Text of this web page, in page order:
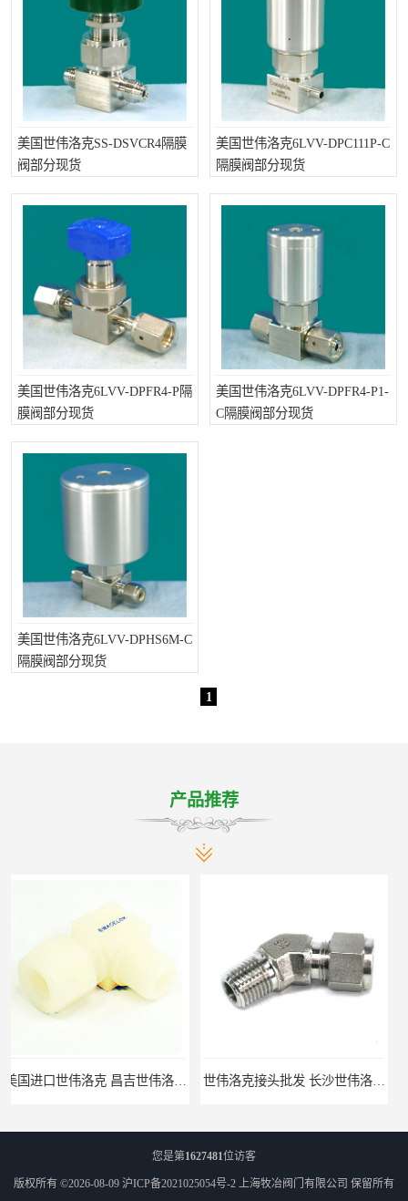
美国世伟洛克SS-DSVCR4隔膜
阀部分现货
美国世伟洛克6LVV-DPC111P-C
隔膜阀部分现货
美国世伟洛克6LVV-DPFR4-P隔
膜阀部分现货
美国世伟洛克6LVV-DPFR4-P1-
C隔膜阀部分现货
美国世伟洛克6LVV-DPHS6M-C
隔膜阀部分现货
1
产品推荐
您是第1627481位访客
版权所有 ©2026-08-09 沪ICP备2021025054号-2 上海牧冶阀门有限公司 保留所有